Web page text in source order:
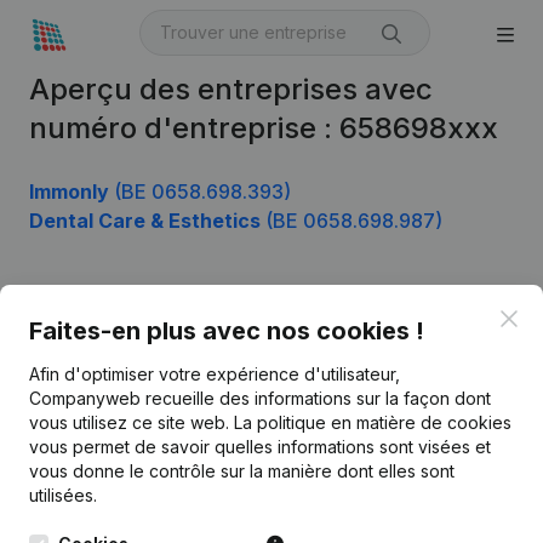
Aperçu des entreprises avec
numéro d'entreprise : 658698xxx
Immonly (BE 0658.698.393)
Dental Care & Esthetics (BE 0658.698.987)
Faites-en plus avec nos cookies !
Afin d'optimiser votre expérience d'utilisateur,
Companyweb recueille des informations sur la façon dont
vous utilisez ce site web. La politique en matière de cookies
vous permet de savoir quelles informations sont visées et
vous donne le contrôle sur la manière dont elles sont
utilisées.
Français
Kantorenpark Everest
248D,
Monitoring
Recherche internationale